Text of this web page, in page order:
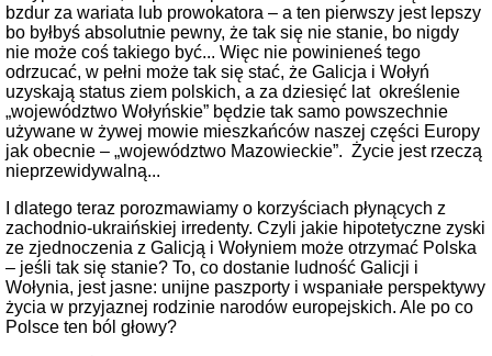
bzdur za wariata lub prowokatora – a ten pierwszy jest lepszy
bo byłbyś absolutnie pewny, że tak się nie stanie, bo nigdy
nie może coś takiego być... Więc nie powinieneś tego
odrzucać, w pełni może tak się stać, że Galicja i Wołyń
uzyskają status ziem polskich, a za dziesięć lat określenie
„województwo Wołyńskie” będzie tak samo powszechnie
używane w żywej mowie mieszkańców naszej części Europy
jak obecnie – „województwo Mazowieckie”. Życie jest rzeczą
nieprzewidywalną...
I dlatego teraz porozmawiamy o korzyściach płynących z
zachodnio-ukraińskiej irredenty. Czyli jakie hipotetyczne zyski
ze zjednoczenia z Galicją i Wołyniem może otrzymać Polska
– jeśli tak się stanie? To, co dostanie ludność Galicji i
Wołynia, jest jasne: unijne paszporty i wspaniałe perspektywy
życia w przyjaznej rodzinie narodów europejskich. Ale po co
Polsce ten ból głowy?